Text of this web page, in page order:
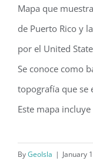
Puerto
Mapa que
de Puerto Rico y
por el United
Se conoce como
topografía que se
Este mapa
ByGeoIsla | January